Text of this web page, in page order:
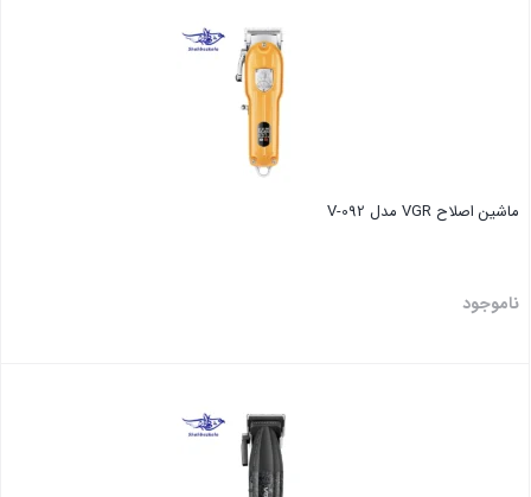
ماشین اصلاح VGR مدل V-092
ناموجود